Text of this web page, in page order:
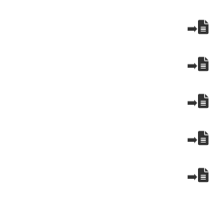
➡️
➡️
➡️
➡️
➡️